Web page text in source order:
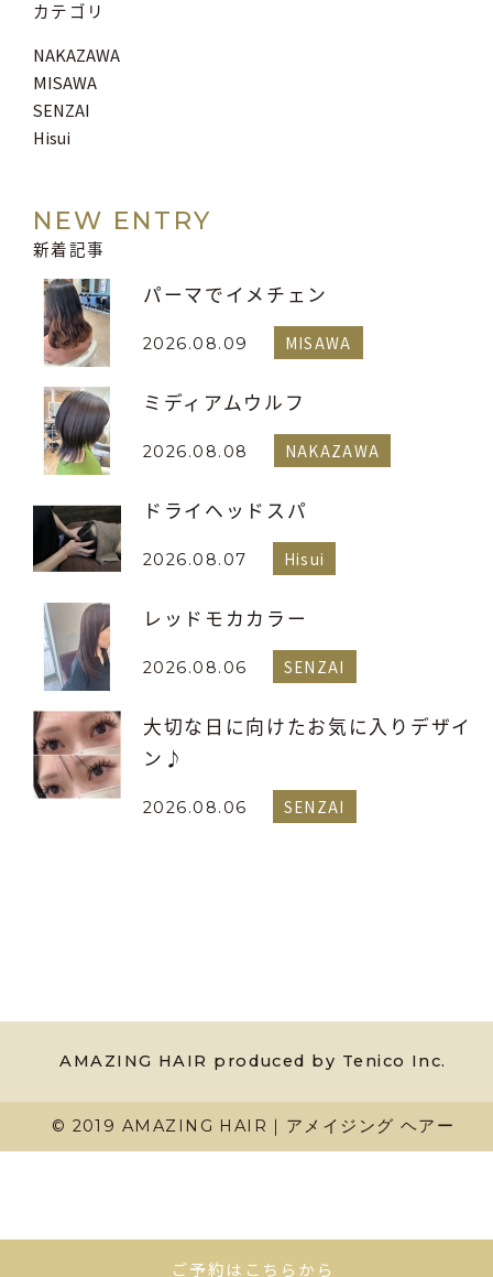
カテゴリ
NAKAZAWA
MISAWA
SENZAI
Hisui
NEW ENTRY
新着記事
パーマでイメチェン
2026.08.09 MISAWA
ミディアムウルフ
2026.08.08 NAKAZAWA
ドライヘッドスパ
2026.08.07 Hisui
レッドモカカラー
2026.08.06 SENZAI
大切な日に向けたお気に入りデザイ
ン♪
2026.08.06 SENZAI
AMAZING HAIR produced by Tenico Inc.
© 2019 AMAZING HAIR｜アメイジング ヘアー
ご予約はこちらから